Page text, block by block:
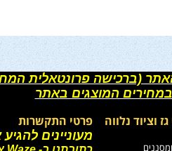
(ברכישה פרונטאלית
המוצגים באתר
וציוד נלווה פרטי התקשרות
מעוניינים להגיע